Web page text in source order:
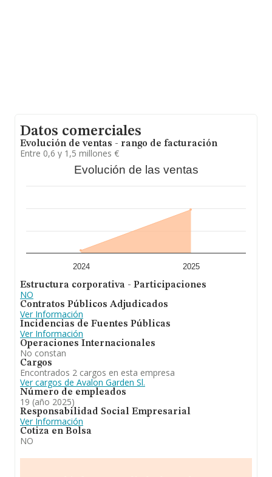
Datos comerciales
Evolución de ventas - rango de facturación
Entre 0,6 y 1,5 millones €
Evolución de las ventas
2024 2025
Estructura corporativa - Participaciones
NO
Contratos Públicos Adjudicados
Ver Información
Incidencias de Fuentes Públicas
Ver Información
Operaciones Internacionales
No constan
Cargos
Encontrados 2 cargos en esta empresa
Ver cargos de Avalon Garden Sl.
Número de empleados
19 (año 2025)
Responsabilidad Social Empresarial
Ver Información
Cotiza en Bolsa
NO